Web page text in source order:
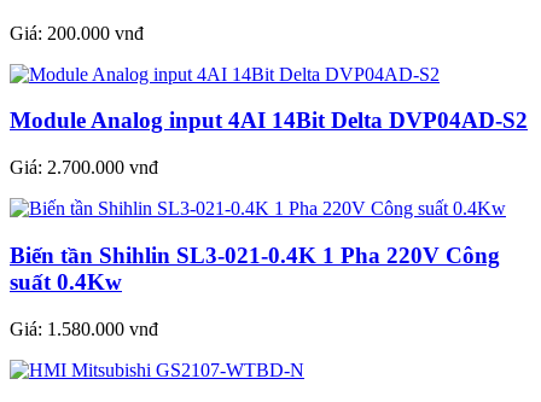
Giá: 200.000 vnđ
Module Analog input 4AI 14Bit Delta DVP04AD-S2
Giá: 2.700.000 vnđ
Biến tần Shihlin SL3-021-0.4K 1 Pha 220V Công
suất 0.4Kw
Giá: 1.580.000 vnđ